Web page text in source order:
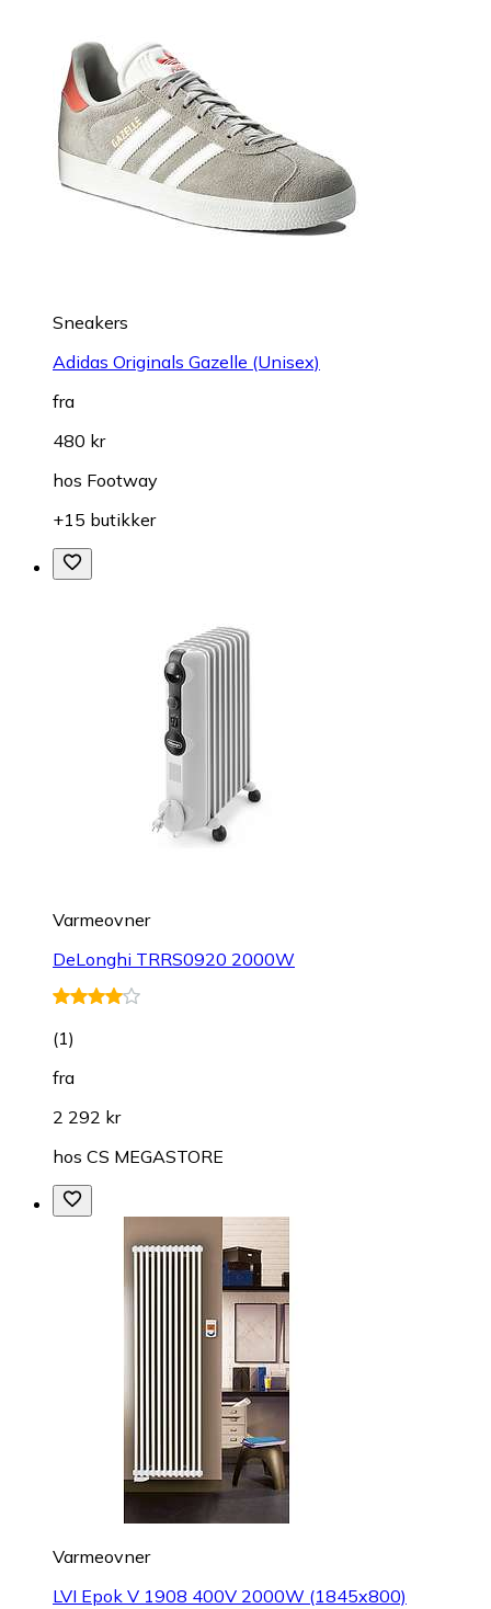
Sneakers
Adidas Originals Gazelle (Unisex)
fra
480 kr
hos Footway
+15 butikker
Varmeovner
DeLonghi TRRS0920 2000W
(1)
fra
2 292 kr
hos CS MEGASTORE
Varmeovner
LVI Epok V 1908 400V 2000W (1845x800)